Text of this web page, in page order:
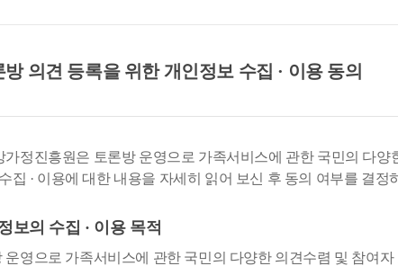
의견 등록을 위한 개인정보 수집 · 이용 동의
가정진흥원은 토론방 운영으로 가족서비스에 관한 국민의 다
집 · 이용에 대한 내용을 자세히 읽어 보신 후 동의 여부를 결정
보의 수집 · 이용 목적
운영으로 가족서비스에 관한 국민의 다양한 의견수렴 및 참여자